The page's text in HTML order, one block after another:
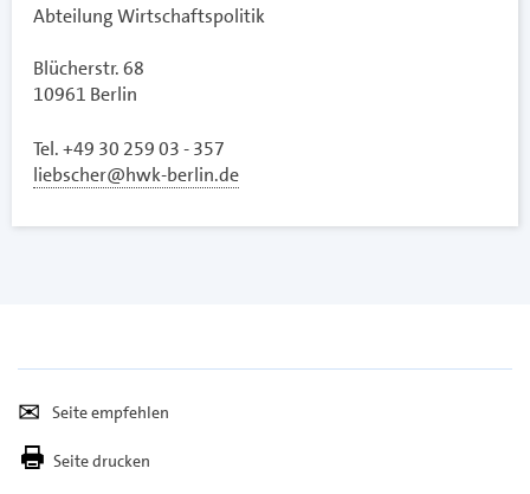
Abteilung Wirtschaftspolitik
Blücherstr. 68
10961 Berlin
Tel. +49 30 259 03 - 357
liebscher@hwk-berlin.de
empfehlen
Per
E-
Seite drucken